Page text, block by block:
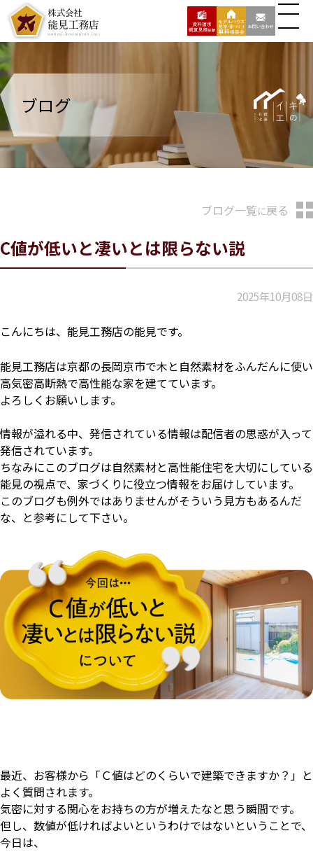
ブログ
C値が低いと凄いとは限らない説
2025年10月08日
ブログ一覧に戻る
こんにちは、能見工務店の能見です。
能見工務店は京都の長岡京市で木と自然素材をふんだんに使い
高気密高断熱で高性能な家を建てています。
よろしくお願いします。
情報が溢れる中、発信されている情報は配信者の思惑が入って
発信されています。
ちなみにこのブログは自然素材と高性能住宅を大切にしている
能見の視点で、 家づくりに役立つ情報をお届けしています。
このブログも例外ではありませんがそういう見方もあるんだ
な、と参考にして下さい。
最近、お客様から 「Ｃ値はどのくらいで建築できますか？」と
よく質問されます。
気密に対する関心をお持ちの方が増えたなと思う瞬間です。
但し、数値が低ければよいというわけではないということで、
今日は、